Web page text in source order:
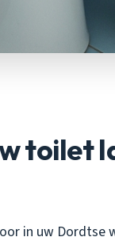
toilet
in uw Dordtse